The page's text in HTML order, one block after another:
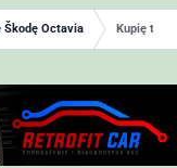
Škodę Octavia Kupię